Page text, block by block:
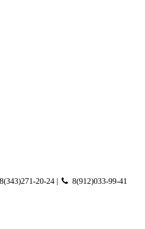
8(343)271-20-24 |
8(912)033-99-41